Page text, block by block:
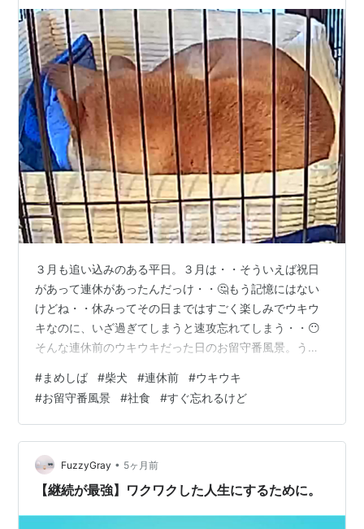
３月も追い込みのある平日。３月は・・そういえば祝日
があって連休があったんだっけ・・🤔もう記憶にはない
けどね・・休みってその日まではすごく楽しみでウキウ
キなのに、いざ過ぎてしまうと速攻忘れてしまう・・😶
そんな連休前のウキウキだった日のお留守番風景。うん
ね・・(-_-)zzz 数時間後・・・ 姿は見えないけど、もっ
こりしてるから多分柴どらさんの中にいる・・🤣 ↑あん
よが見える！ そして翌日・・ほとんどはみ出しちゃって
るけどモアモアベッドで爆睡中～ですね～ あ、あれ、大
丈夫かな・・💦いつもと違うこんな姿を見るとドキドキ
するんだけど・・ でも次に見た時は…
#まめしば #柴犬 #連休前 #ウキウキ
#お留守番風景 #社食 #すぐ忘れるけど
FuzzyGray • 5ヶ月前
【継続が最強】ワクワクした人生にするために。